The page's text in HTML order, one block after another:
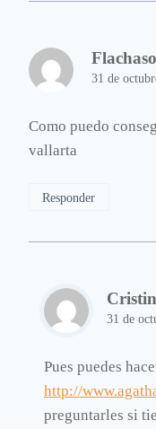
31 de
Como puedo
vallarta
Responder
31 de
Pues puedes
http://
preguntarles si